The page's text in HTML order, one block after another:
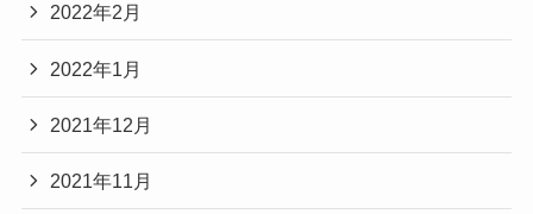
2022年2月
2022年1月
2021年12月
2021年11月